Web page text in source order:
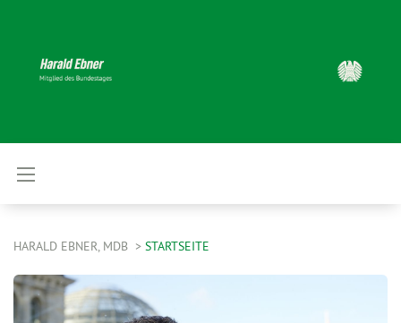
HARALD EBNER, MDB STARTSEITE